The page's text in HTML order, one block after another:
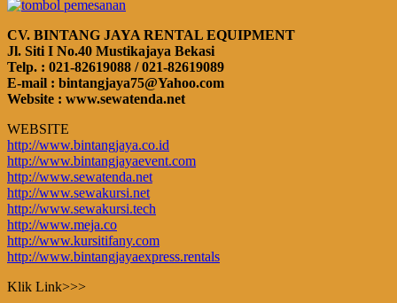
CV. BINTANG JAYA RENTAL EQUIPMENT
Jl. Siti I No.40 Mustikajaya Bekasi
Telp. : 021-82619088 / 021-82619089
E-mail : bintangjaya75@Yahoo.com
Website : www.sewatenda.net
WEBSITE
http://www.bintangjaya.co.id
http://www.bintangjayaevent.com
http://www.sewatenda.net
http://www.sewakursi.net
http://www.sewakursi.tech
http://www.meja.co
http://www.kursitifany.com
http://www.bintangjayaexpress.rentals
Klik Link>>>